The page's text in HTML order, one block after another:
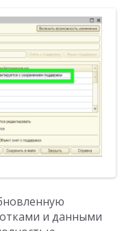
и данными